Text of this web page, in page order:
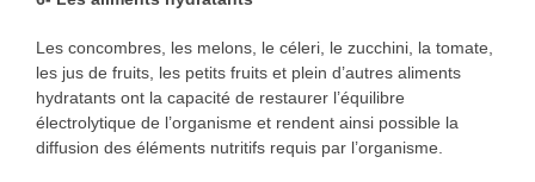
Les concombres, les melons, le céleri, le zucchini, la tomate,
les jus de fruits, les petits fruits et plein d’autres aliments
hydratants ont la capacité de restaurer l’équilibre
électrolytique de l’organisme et rendent ainsi possible la
diffusion des éléments nutritifs requis par l’organisme.